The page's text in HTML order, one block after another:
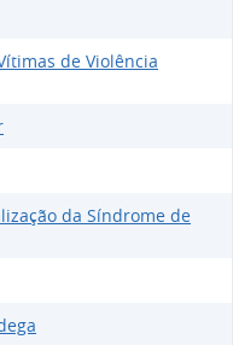
de Violência
da Síndrome de